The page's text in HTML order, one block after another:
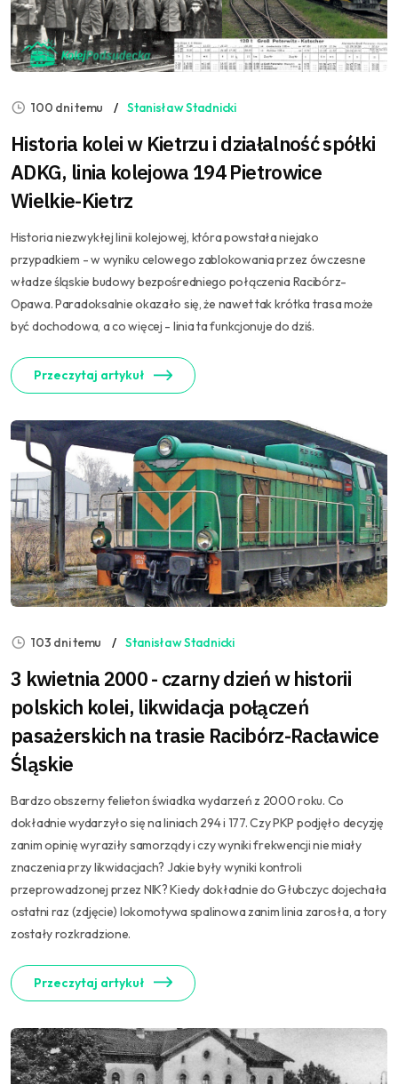
100 dni temu Stanisław Stadnicki
Historia kolei w Kietrzu i działalność spółki
ADKG, linia kolejowa 194 Pietrowice
Wielkie-Kietrz
Historia niezwykłej linii kolejowej, która powstała niejako
przypadkiem - w wyniku celowego zablokowania przez ówczesne
władze śląskie budowy bezpośredniego połączenia Racibórz-
Opawa. Paradoksalnie okazało się, że nawet tak krótka trasa może
być dochodowa, a co więcej - linia ta funkcjonuje do dziś.
Przeczytaj artykuł
103 dni temu Stanisław Stadnicki
3 kwietnia 2000 - czarny dzień w historii
polskich kolei, likwidacja połączeń
pasażerskich na trasie Racibórz-Racławice
Śląskie
Bardzo obszerny felieton świadka wydarzeń z 2000 roku. Co
dokładnie wydarzyło się na liniach 294 i 177. Czy PKP podjęło decyzję
zanim opinię wyraziły samorządy i czy wyniki frekwencji nie miały
znaczenia przy likwidacjach? Jakie były wyniki kontroli
przeprowadzonej przez NIK? Kiedy dokładnie do Głubczyc dojechała
ostatni raz (zdjęcie) lokomotywa spalinowa zanim linia zarosła, a tory
zostały rozkradzione.
Przeczytaj artykuł